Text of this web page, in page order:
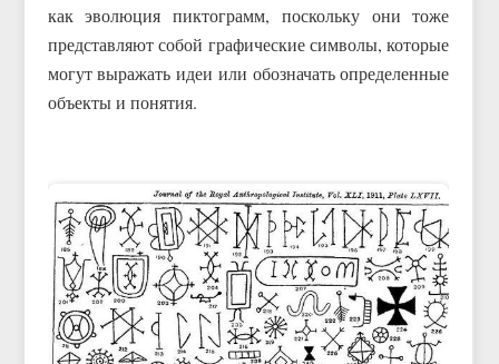
как эволюция пиктограмм, поскольку они тоже
представляют собой графические символы, которые
могут выражать идеи или обозначать определенные
объекты и понятия.